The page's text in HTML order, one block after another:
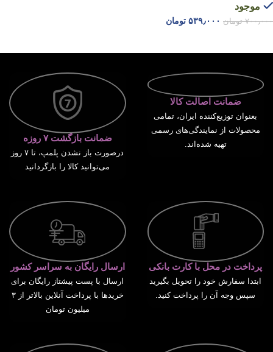
موجود
۷۰۰٫۰۰۰ تومان ۵۳۹٫۰۰۰ تومان
ضمانت اصالت کالا
بعنوان توزیع‌کننده ایران، تمامی
محصولات از نمایندگی‌های رسمی
تهیه شده‌اند.
ضمانت بازگشت ۷ روزه
درصورت باز نشدن پلمپ، تا ۷ روز
می‌توانید کالا را بازگردانید
پرداخت در محل با کارت بانکی
ابتدا سفارش خود را تحویل بگیرید
سپس وجه آن را پرداخت کنید.
ارسال رایگان به سراسر کشور
ارسال با پست پیشتاز رایگان برای
خریدها با پرداخت آنلاین بالاتر از ۳
میلیون تومان